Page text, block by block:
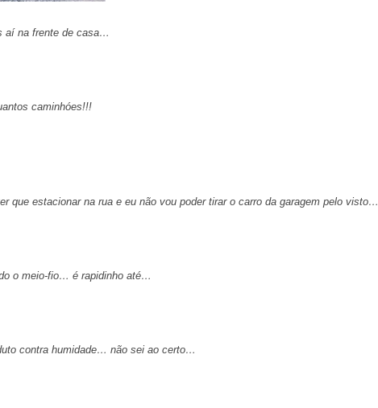
aí na frente de casa…
caminhóes!!!
que estacionar na rua e eu não vou poder tirar o carro da garagem pelo visto…
o meio-fio… é rapidinho até…
contra humidade… não sei ao certo…